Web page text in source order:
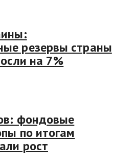
резервы страны
на 7%
фондовые
по итогам
рост